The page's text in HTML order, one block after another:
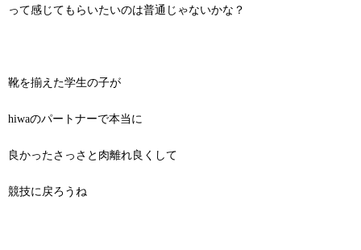
って感じてもらいたいのは普通じゃないかな？
靴を揃えた学生の子が
hiwaのパートナーで本当に
良かったさっさと肉離れ良くして
競技に戻ろうね